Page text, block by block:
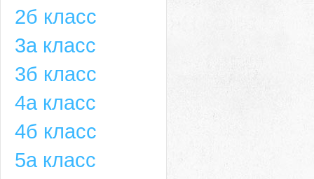
2б класс
3а класс
3б класс
4а класс
4б класс
5а класс